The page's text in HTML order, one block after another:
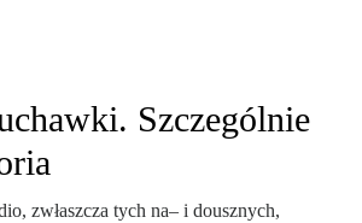
Szczególnie
zwłaszcza tych na– i dousznych,